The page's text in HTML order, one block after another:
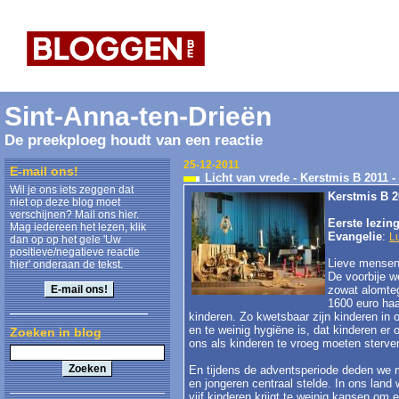
Sint-Anna-ten-Drieën
De preekploeg houdt van een reactie
E-mail ons!
Wil je ons iets zeggen dat
niet op deze blog moet
verschijnen? Mail ons hier.
Mag iedereen het lezen, klik
dan op op het gele 'Uw
positieve/negatieve reactie
hier' onderaan de tekst.
Zoeken in blog
25-12-2011
Licht van vrede - Kerstmis B 2011 -
Kerstmis B
Eerste lezing
Evangelie:
Lieve
De voorbije
zowat
1600 euro
kinderen. Zo kwetsbaar zijn kinderen in
en te weinig hygiëne is, dat kinderen er
ons als kinderen te vroeg moeten
En tijdens de adventsperiode deden
en jongeren centraal stelde. In ons land